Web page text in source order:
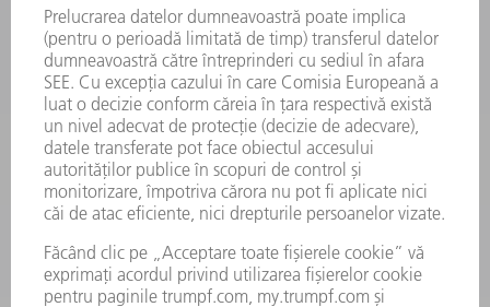
LASER
ELECTRONICĂ DE PUTERE
UNELTE ELECTRICE
SMART FACTORY
SOFTWARE
SERVICII
APLICAȚII
DOMENII DE ACTIVITATE
COMPANIE
CARIERĂ
PROFILUL COMPANIEI
COMITET EXECUTIV
RAPORT DE AFACERI